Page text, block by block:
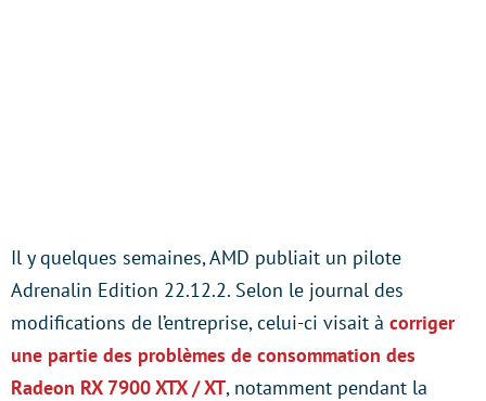
Il y quelques semaines, AMD publiait un pilote
Adrenalin Edition 22.12.2. Selon le journal des
modifications de l’entreprise, celui-ci visait à corriger
une partie des problèmes de consommation des
Radeon RX 7900 XTX / XT, notamment pendant la